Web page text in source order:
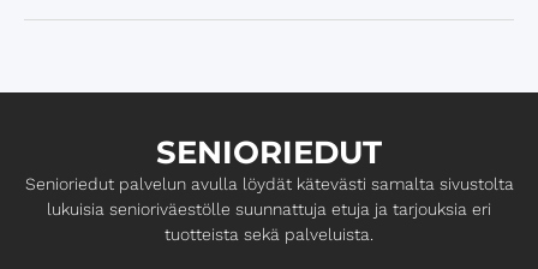
SENIORIEDUT
Senioriedut palvelun avulla löydät kätevästi samalta ​sivustolta
lukuisia senioriväestölle suunnattuja etuja ja ​tarjouksia eri
tuotteista sekä palveluista.